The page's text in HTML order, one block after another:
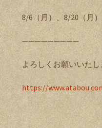
8/6（月）、8/20（月
—————————
よろしくお願いいたし
https://